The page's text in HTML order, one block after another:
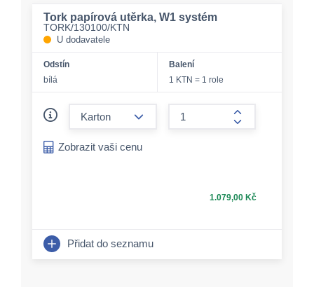
Tork papírová utěrka, W1 systém
TORK/130100/KTN
U dodavatele
Odstín
bílá
Balení
1 KTN = 1 role
form.increase-
Zobrazit vaši cenu
1.079,00 Kč
Přidat do seznamu